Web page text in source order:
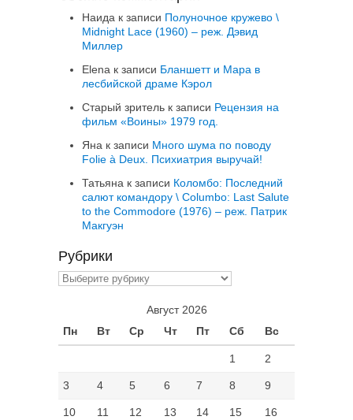
Наида к записи Полуночное кружево \
Midnight Lace (1960) – реж. Дэвид
Миллер
Elena к записи Бланшетт и Мара в
лесбийской драме Кэрол
Старый зритель к записи Рецензия на
фильм «Воины» 1979 год.
Яна к записи Много шума по поводу
Folie à Deux. Психиатрия выручай!
Татьяна к записи Коломбо: Последний
салют командору \ Columbo: Last Salute
to the Commodore (1976) – реж. Патрик
Макгуэн
Рубрики
Рубрики
Август 2026
Пн
Вт Ср Чт Пт Сб Вс
1 2
3 4 5 6 7 8 9
10 11 12 13 14 15 16